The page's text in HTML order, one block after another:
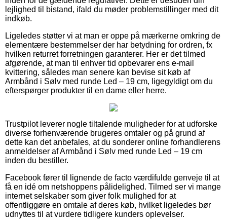
lejlighed til bistand, ifald du møder problemstillinger med dit
indkøb.
Ligeledes støtter vi at man er oppe på mærkerne omkring de
elementære bestemmelser der har betydning for ordren, fx
hvilken returret forretningen garanterer. Her er det tilmed
afgørende, at man til enhver tid opbevarer ens e-mail
kvittering, således man senere kan bevise sit køb af
Armbånd i Sølv med runde Led – 19 cm, ligegyldigt om du
efterspørger produkter til en dame eller herre.
Trustpilot leverer nogle tiltalende muligheder for at udforske
diverse forhenværende brugeres omtaler og på grund af
dette kan det anbefales, at du sonderer online forhandlerens
anmeldelser af Armbånd i Sølv med runde Led – 19 cm
inden du bestiller.
Facebook fører til lignende de facto værdifulde genveje til at
få en idé om netshoppens pålidelighed. Tilmed ser vi mange
internet selskaber som giver folk mulighed for at
offentliggøre en omtale af deres køb, hvilket ligeledes bør
udnyttes til at vurdere tidligere kunders oplevelser.